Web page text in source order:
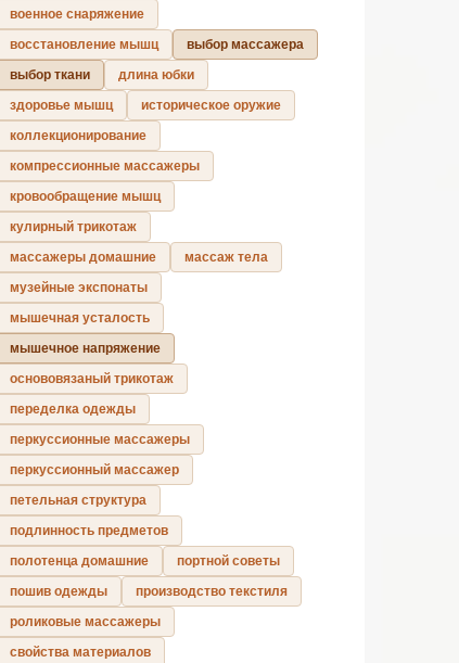
военное снаряжение
восстановление мышц
выбор массажера
выбор ткани
длина юбки
здоровье мышц
историческое оружие
коллекционирование
компрессионные массажеры
кровообращение мышц
кулирный трикотаж
массажеры домашние
массаж тела
музейные экспонаты
мышечная усталость
мышечное напряжение
основовязаный трикотаж
переделка одежды
перкуссионные массажеры
перкуссионный массажер
петельная структура
подлинность предметов
полотенца домашние
портной советы
пошив одежды
производство текстиля
роликовые массажеры
свойства материалов